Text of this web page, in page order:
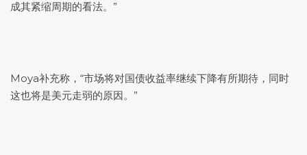
成其紧缩周期的看法。”
Moya补充称，“市场将对国债收益率继续下降有所期待，同时
这也将是美元走弱的原因。”